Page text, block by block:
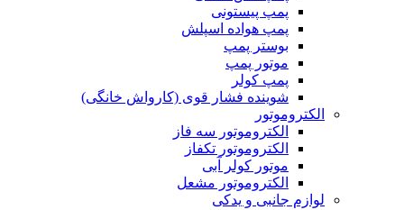
پمپ پیستونی
پمپ هواده اسپلش
بوستر پمپ
موتور پمپ
پمپ کولر
شوینده فشار قوی (کارواش خانگی)
الکتروموتور
الکتروموتور سه فاز
الکتروموتور تکفاز
موتور کولر آبی
الکتروموتور مشعل
لوازم جانبی و یدکی